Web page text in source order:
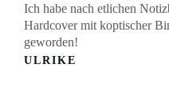
Ich habe nach etlichen
Hardcover mit koptischer
geworden!
ULRIKE